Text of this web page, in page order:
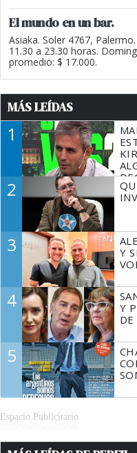
El mundo en un bar.
Asiaka. Soler 4767,
11.30 a 23.30 horas.
promedio: $ 17.000.
MÁS LEÍDAS
1
2
3
Y
4
Y
5
Espacio Publicitario